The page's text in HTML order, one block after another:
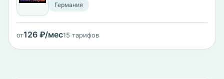
Германия
от126 ₽/мес15 тарифов